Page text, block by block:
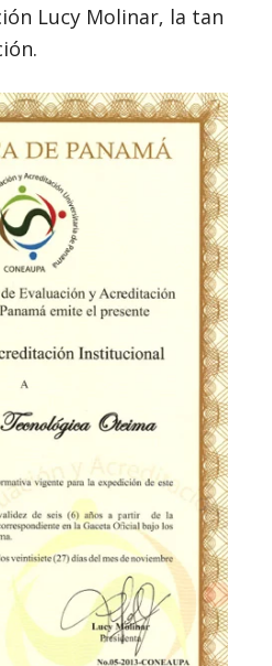
Lucy Molinar, la tan